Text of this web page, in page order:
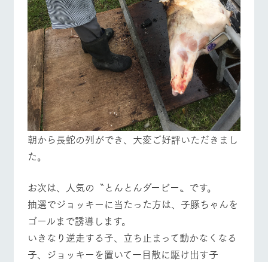
個人情報取扱いについて
営業時間・料金 交通アクセス
よくあるご質問
団体のお客様へ
ペットをお連れの
お客様へ お問い合わせ
朝から長蛇の列ができ、大変ご好評いただきまし
た。
お次は、人気の〝とんとんダービー〟です。
抽選でジョッキーに当たった方は、子豚ちゃんを
ゴールまで誘導します。
いきなり逆走する子、立ち止まって動かなくなる
子、ジョッキーを置いて一目散に駆け出す子